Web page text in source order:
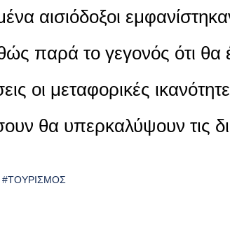
αισιόδοξοι
παρά το γεγονός ότι θα
οι μεταφορικές
θα υπερκαλύψουν τις
#ΤΟΥΡΙΣΜΌΣ